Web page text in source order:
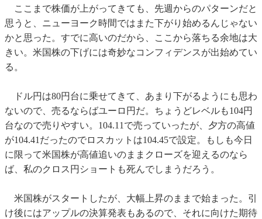
ここまで株価が上がってきても、先週からのパターンだと
思うと、ニューヨーク時間ではまた下がり始めるんじゃない
かと思った。すでに高いのだから、ここから落ちる余地は大
きい。米国株の下げには奇妙なコンフィデンスが出始めてい
る。
ドル円は80円台に乗せてきて、あまり下がるようにも思わ
ないので、売るならばユーロ円だ。ちょうどレベルも104円
台なので売りやすい。104.11で売っていったが、夕方の高値
が104.41だったのでロスカットは104.45で設定。もしも今日
に限って米国株が高値追いのままクローズを迎えるのなら
ば、私のクロス円ショートも死んでしまうだろう。
米国株がスタートしたが、大幅上昇のままで始まった。引
け後にはアップルの決算発表もあるので、それに向けた期待